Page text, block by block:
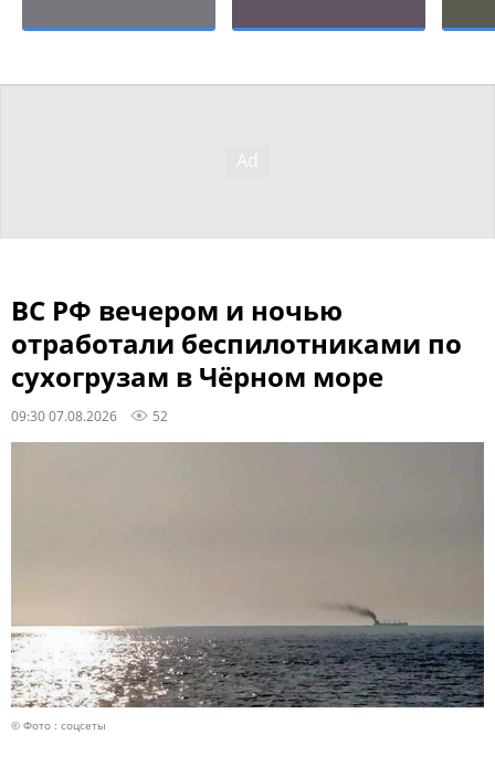
ВС РФ вечером и ночью
отработали беспилотниками по
сухогрузам в Чёрном море
09:30 07.08.2026 52
© Фото : соцсеты